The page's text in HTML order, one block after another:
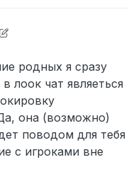
Kitrov
родных я сразу
лоок чат являеться
она (возможно)
поводом для тебя
с игроками вне